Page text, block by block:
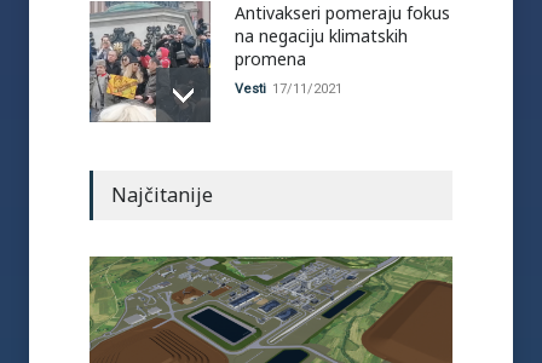
Antivakseri pomeraju fokus
na negaciju klimatskih
promena
Vesti 17/11/2021
Najčitanije